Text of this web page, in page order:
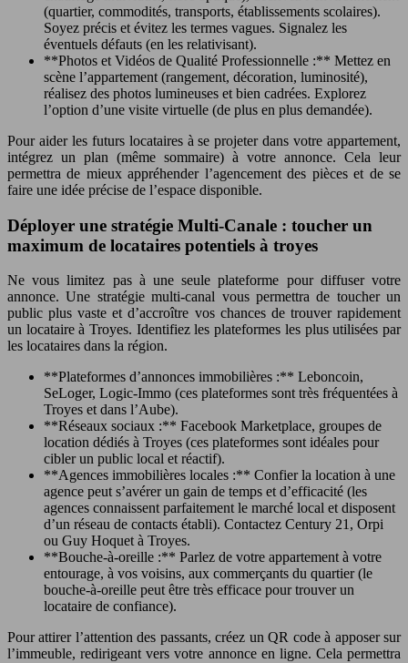
(quartier, commodités, transports, établissements scolaires).
Soyez précis et évitez les termes vagues. Signalez les
éventuels défauts (en les relativisant).
**Photos et Vidéos de Qualité Professionnelle :** Mettez en
scène l’appartement (rangement, décoration, luminosité),
réalisez des photos lumineuses et bien cadrées. Explorez
l’option d’une visite virtuelle (de plus en plus demandée).
Pour aider les futurs locataires à se projeter dans votre appartement,
intégrez un plan (même sommaire) à votre annonce. Cela leur
permettra de mieux appréhender l’agencement des pièces et de se
faire une idée précise de l’espace disponible.
Déployer une stratégie Multi-Canale : toucher un
maximum de locataires potentiels à troyes
Ne vous limitez pas à une seule plateforme pour diffuser votre
annonce. Une stratégie multi-canal vous permettra de toucher un
public plus vaste et d’accroître vos chances de trouver rapidement
un locataire à Troyes. Identifiez les plateformes les plus utilisées par
les locataires dans la région.
**Plateformes d’annonces immobilières :** Leboncoin,
SeLoger, Logic-Immo (ces plateformes sont très fréquentées à
Troyes et dans l’Aube).
**Réseaux sociaux :** Facebook Marketplace, groupes de
location dédiés à Troyes (ces plateformes sont idéales pour
cibler un public local et réactif).
**Agences immobilières locales :** Confier la location à une
agence peut s’avérer un gain de temps et d’efficacité (les
agences connaissent parfaitement le marché local et disposent
d’un réseau de contacts établi). Contactez Century 21, Orpi
ou Guy Hoquet à Troyes.
**Bouche-à-oreille :** Parlez de votre appartement à votre
entourage, à vos voisins, aux commerçants du quartier (le
bouche-à-oreille peut être très efficace pour trouver un
locataire de confiance).
Pour attirer l’attention des passants, créez un QR code à apposer sur
l’immeuble, redirigeant vers votre annonce en ligne. Cela permettra